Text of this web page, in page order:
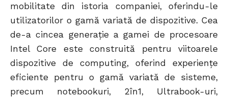
mobilitate din istoria companiei, oferindu-le
utilizatorilor o gamă variată de dispozitive. Cea
de-a cincea generație a gamei de procesoare
Intel Core este construită pentru viitoarele
dispozitive de computing, oferind experiențe
eficiente pentru o gamă variată de sisteme,
precum notebookuri, 2în1, Ultrabook-uri,